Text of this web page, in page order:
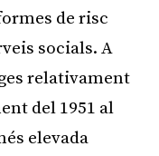
de risc
socials. A
relativament
del 1951 al
elevada